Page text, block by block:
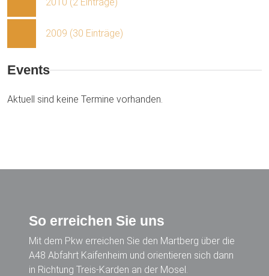
2009 (30 Einträge)
Events
Aktuell sind keine Termine vorhanden.
So erreichen Sie uns
Mit dem Pkw erreichen Sie den Martberg über die
A48 Abfahrt Kaifenheim und orientieren sich dann
in Richtung Treis-Karden an der Mosel.